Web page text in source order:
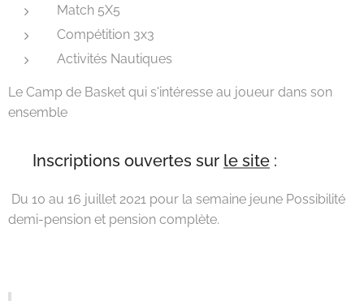
Match 5X5
Compétition 3x3
Activités Nautiques
Le Camp de Basket qui s'intéresse au joueur dans son
ensemble 🏀⛹️‍♀️⛹️
🚨 Inscriptions ouvertes sur le site :
Du 10 au 16 juillet 2021 pour la semaine jeune Possibilité
demi-pension et pension complète.